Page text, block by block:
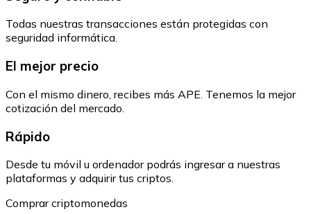
Todas nuestras transacciones están protegidas con
seguridad informática.
El mejor precio
Con el mismo dinero, recibes más APE. Tenemos la mejor
cotización del mercado.
Rápido
Desde tu móvil u ordenador podrás ingresar a nuestras
plataformas y adquirir tus criptos.
Comprar criptomonedas